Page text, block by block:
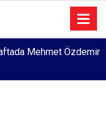
Mehmet Özdemir